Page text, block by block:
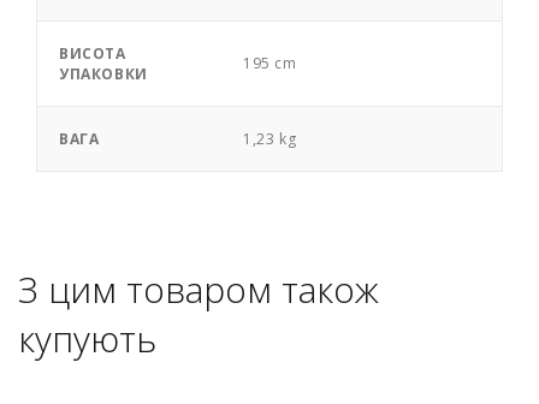
ВИСОТА
УПАКОВКИ
195 cm
ВАГА 1,23 kg
З цим товаром також
купують